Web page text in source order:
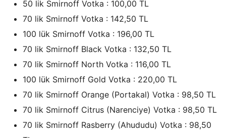
50 lik Smirnoff Votka : 100,00 TL
70 lik Smirnoff Votka : 142,50 TL
100 lük Smirnoff Votka : 196,00 TL
70 lik Smirnoff Black Votka : 132,50 TL
70 lik Smirnoff North Votka : 116,00 TL
100 lük Smirnoff Gold Votka : 220,00 TL
70 lik Smirnoff Orange (Portakal) Votka : 98,50 TL
70 lik Smirnoff Citrus (Narenciye) Votka : 98,50 TL
70 lik Smirnoff Rasberry (Ahududu) Votka : 98,50